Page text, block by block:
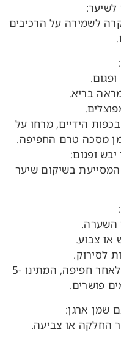
לשיער:
לשמירה על הרכיבים
בריא.
הידיים, מרחו על
מסכה טרם החפיפה.
ופגום:
בשיקום שיער
השערה.
צבוע.
לסירוק.
אופן שימוש: מרחו על שיער לח לאחר חפיפה, המתינו 5-
שמן ארגן:
החלקה או צביעה.